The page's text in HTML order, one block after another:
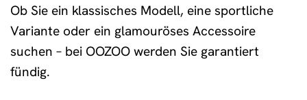
Ob Sie ein klassisches Modell, eine sportliche
Variante oder ein glamouröses Accessoire
suchen – bei OOZOO werden Sie garantiert
fündig.